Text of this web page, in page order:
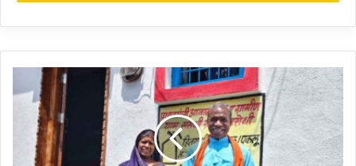
शिविर में मिली योजनाओं की सौगात
इन समाधान शिविरों में स्थानीय जनप्रतिनिधियों की उपस्थिति में हितग्राहियों को
विभिन्न सरकारी योजनाओं का लाभ सीधा प्रदान किया गया। वितरित की गई
प्रमुख सामग्रियों और सेवाओं में शामिल हैं:
खाद्य एवं स्वास्थ्य: राशन कार्ड, आयुष्मान कार्ड और चश्मों का वितरण।